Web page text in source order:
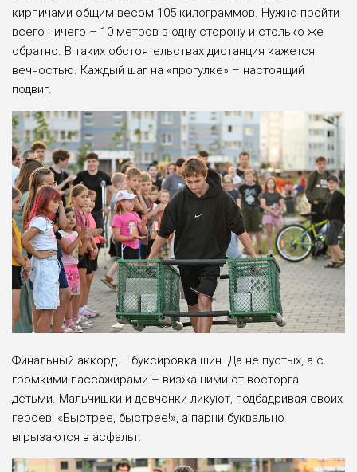
кирпичами общим весом 105 килограммов. Нужно пройти
всего ничего – 10 метров в одну сторону и столько же
обратно. В таких обстоятельствах дистанция кажется
вечностью. Каждый шаг на «прогулке» – настоящий
подвиг.
Финальный аккорд – буксировка шин. Да не пустых, а с
громкими пассажирами – визжащими от восторга
детьми. Мальчишки и девчонки ликуют, подбадривая своих
героев: «Быстрее, быстрее!», а парни буквально
вгрызаются в асфальт.